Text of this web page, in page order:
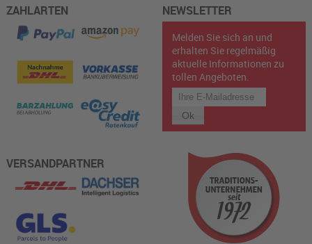
ZAHLARTEN
VERSANDPARTNER
NEWSLETTER
Melden Sie sich an und
erhalten Sie regelmäßig
aktuelle Informationen zu
tollen Angeboten.